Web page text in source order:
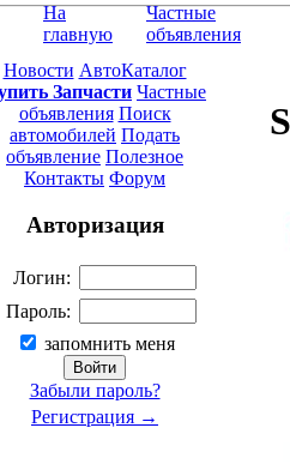
На
главную
Частные
объявления
Новости АвтоКаталог
Запчасти Частные
объявления Поиск
автомобилей Подать
объявление Полезное
Контакты Форум
Авторизация
Логин:
Пароль:
запомнить меня
Забыли пароль?
Регистрация →